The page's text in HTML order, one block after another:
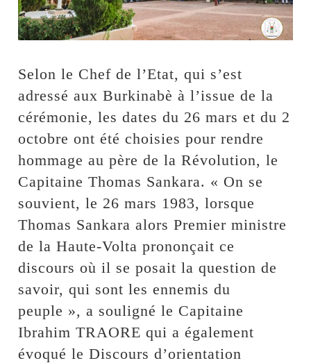
Selon le Chef de l’Etat, qui s’est
adressé aux Burkinabè à l’issue de la
cérémonie, les dates du 26 mars et du 2
octobre ont été choisies pour rendre
hommage au père de la Révolution, le
Capitaine Thomas Sankara. « On se
souvient, le 26 mars 1983, lorsque
Thomas Sankara alors Premier ministre
de la Haute-Volta prononçait ce
discours où il se posait la question de
savoir, qui sont les ennemis du
peuple », a souligné le Capitaine
Ibrahim TRAORE qui a également
évoqué le Discours d’orientation